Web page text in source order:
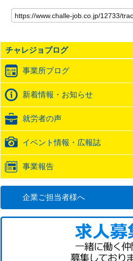
の
記
の
ト
ッ
ク
バ
ッ
ク
URL
チャレジョブログ
事業所ブログ
新着情報・お知らせ
就労者の声
イベント情報・広報誌
事業報告
企業ご担当者様へ